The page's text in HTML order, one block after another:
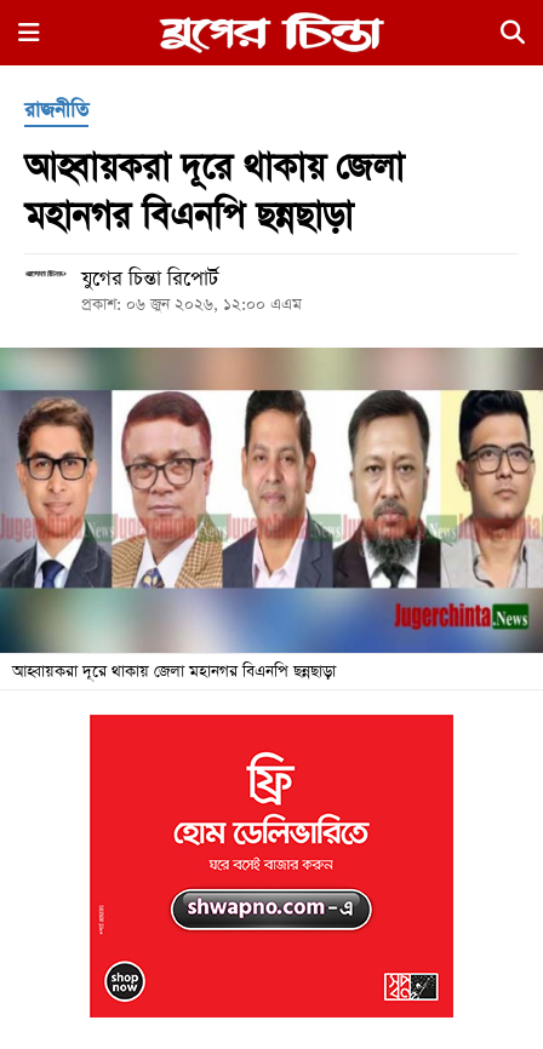
×
রাজনীতি
নগর
জুড়ে
নগরের
বাইরে
আদালতপাড়া
জনদুর্ভোগ
সংবাদ
রাজনীতি
আহ্বায়করা দূরে থাকায় জেলা
মহানগর বিএনপি ছন্নছাড়া
যুগের চিন্তা রিপোর্ট
প্রকাশ: ০৬ জুন ২০২৬, ১২:০০ এএম
আহ্বায়করা দূরে থাকায় জেলা মহানগর বিএনপি ছন্নছাড়া